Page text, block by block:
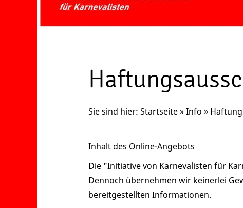
Sie sind hier: Startseite»Info »
Inhalt des Online-Angebots
Die "Initiative von Karnevalisten für
Dennoch übernehmen wir keinerlei
bereitgestellten Informationen.